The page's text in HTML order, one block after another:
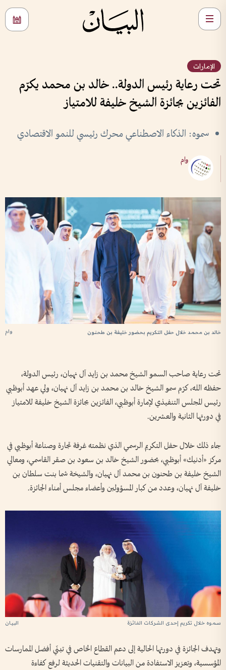
الإمارات
تحت رعاية رئيس الدولة.. خالد بن محمد يكرّم
الفائزين بجائزة الشيخ خليفة للامتياز
سموه: الذكاء الاصطناعي محرك رئيسي للنمو الاقتصادي
وام
وام خالد بن محمد خلال حفل التكريم بحضور خليفة بن طحنون
تحت رعاية صاحب السمو الشيخ محمد بن زايد آل نهيان، رئيس الدولة،
حفظه الله، كرّم سمو الشيخ خالد بن محمد بن زايد آل نهيان، ولي عهد أبوظبي
رئيس المجلس التنفيذي لإمارة أبوظبي، الفائزين بجائزة الشيخ خليفة للامتياز
في دورتها الثانية والعشرين.
جاء ذلك خلال حفل التكريم الرسمي الذي نظمته غرفة تجارة وصناعة أبوظبي في
مركز «أدنيك» أبوظبي، بحضور الشيخ خالد بن سعود بن صقر القاسمي، ومعالي
الشيخ خليفة بن طحنون بن محمد آل نهيان، والشيخة شما بنت سلطان بن
خليفة آل نهيان، وعدد من كبار المسؤولين وأعضاء مجلس أمناء الجائزة.
سموه خلال تكريم إحدى الشركات الفائزة
وتهدف الجائزة في دورتها الحالية إلى دعم القطاع الخاص في تبنّي أفضل الممارسات
المؤسسية، وتعزيز الاستفادة من البيانات والتقنيات الحديثة لرفع كفاءة